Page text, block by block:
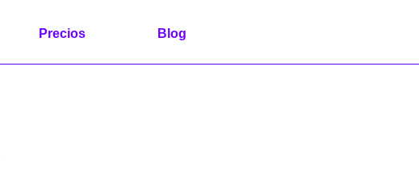
Precios Blog